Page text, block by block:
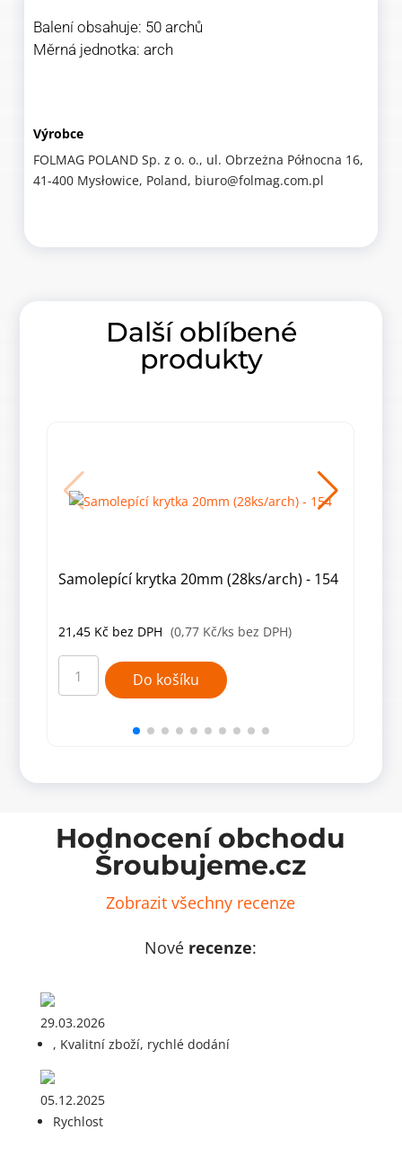
Balení obsahuje: 50 archů
Měrná jednotka: arch
Výrobce
FOLMAG POLAND Sp. z o. o., ul. Obrzeżna Północna 16,
41-400 Mysłowice, Poland, biuro@folmag.com.pl
Další oblíbené
produkty
Samolepící krytka 20mm (28ks/arch) - 154
21,45 Kč bez DPH (0,77 Kč/ks bez DPH)
Samolepící
krytka
20mm
(28ks/arch)
Do košíku
Hodnocení obchodu
Šroubujeme.cz
Zobrazit všechny recenze
Nové recenze:
29.03.2026
, Kvalitní zboží, rychlé dodání
05.12.2025
Rychlost